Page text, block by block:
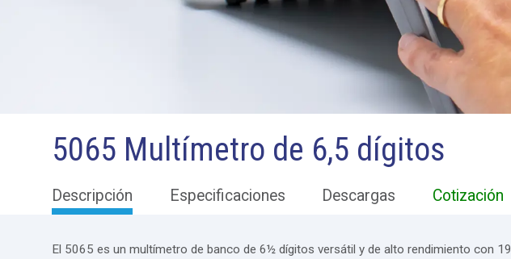
5065 Multímetro de 6,5 dígitos
Descripción Especificaciones Descargas Cotización
El 5065 es un multímetro de banco de 6½ dígitos versátil y de alto rendimiento con 19